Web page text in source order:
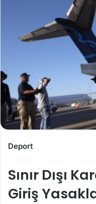
Deport
Sınır Dışı
Giriş